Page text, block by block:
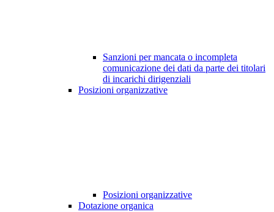
Sanzioni per mancata o incompleta
comunicazione dei dati da parte dei titolari
di incarichi dirigenziali
Posizioni organizzative
Posizioni organizzative
Dotazione organica